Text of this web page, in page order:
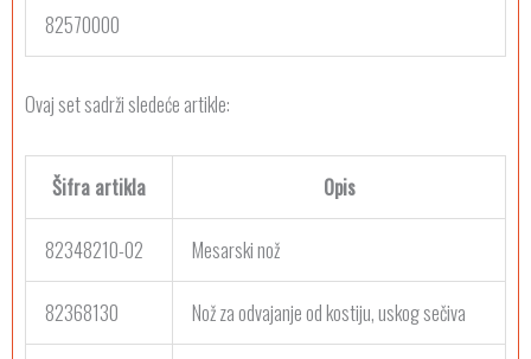
82570000
Ovaj set sadrži sledeće artikle:
Šifra artikla Opis
82348210-02 Mesarski nož
82368130 Nož za odvajanje od kostiju, uskog sečiva